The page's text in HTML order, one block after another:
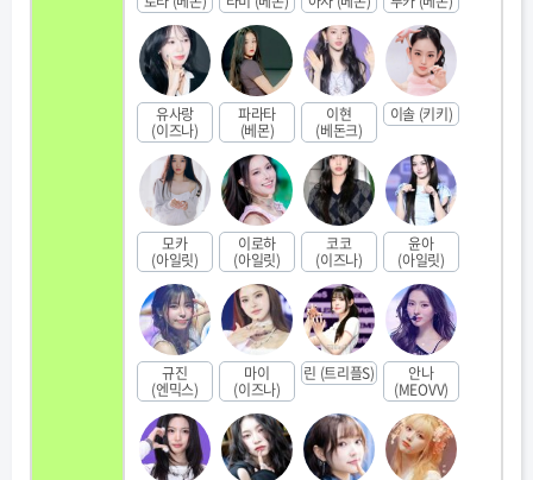
유사랑
(이즈나)
파라타
(베몬)
이현
(베돈크)
이솔 (키키)
모카
(아일릿)
이로하
(아일릿)
코코
(이즈나)
윤아
(아일릿)
규진
(엔믹스)
마이
(이즈나)
린 (트리플S) 안나
(MEOVV)